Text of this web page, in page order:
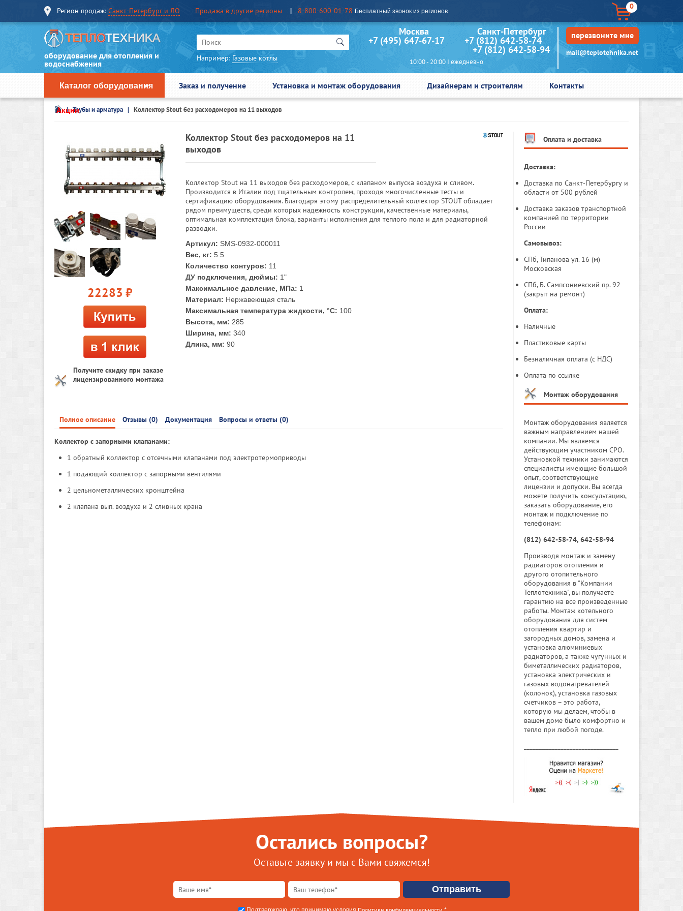
Регион продаж: Санкт-Петербург и ЛО Продажа в другие регионы 8-800-600-01-78 Бесплатный звонок из регионов
0
оборудование для отопления и
водоснабжения
Например: Газовые котлы
Москва Санкт-Петербург
+7 (495) 647-67-17 +7 (812) 642-58-74
+7 (812) 642-58-94
10:00 - 20:00 I ежедневно
перезвоните мне
mail@teplotehnika.net
Каталог оборудования Заказ и получение Установка и монтаж оборудования Дизайнерам и строителям Контакты
АкцииТрубы и арматура Коллектор Stout без расходомеров на 11 выходов
22283 руб.
Получите скидку при заказе
лицензированного монтажа
Коллектор Stout без расходомеров на 11
выходов
Коллектор Stout на 11 выходов без расходомеров, с клапаном выпуска воздуха и сливом.
Производится в Италии под тщательным контролем, проходя многочисленные тесты и
сертификацию оборудования. Благодаря этому распределительный коллектор STOUT обладает
рядом преимуществ, среди которых надежность конструкции, качественные материалы,
оптимальная комплектация блока, варианты исполнения для теплого пола и для радиаторной
разводки.
Артикул: SMS-0932-000011
Вес, кг: 5.5
Количество контуров: 11
ДУ подключения, дюймы: 1"
Максимальное давление, МПа: 1
Материал: Нержавеющая сталь
Максимальная температура жидкости, °С: 100
Высота, мм: 285
Ширина, мм: 340
Длина, мм: 90
Полное описание Отзывы (0) Документация Вопросы и ответы (0)
Коллектор с запорными клапанами:
1 обратный коллектор с отсечными клапанами под электротермоприводы
1 подающий коллектор с запорными вентилями
2 цельнометаллических кронштейна
2 клапана вып. воздуха и 2 сливных крана
Оплата и доставка
Доставка:
Доставка по Санкт-Петербургу и
области от 500 рублей
Доставка заказов транспортной
компанией по территории
России
Самовывоз:
СПб, Типанова ул. 16 (м)
Московская
СПб, Б. Сампсониевский пр. 92
(закрыт на ремонт)
Оплата:
Наличные
Пластиковые карты
Безналичная оплата (с НДС)
Оплата по ссылке
Монтаж оборудования
Монтаж оборудования является
важным направлением нашей
компании. Мы являемся
действующим участником СРО.
Установкой техники занимаются
специалисты имеющие большой
опыт, соответствующие
лицензии и допуски. Вы всегда
можете получить консультацию,
заказать оборудование, его
монтаж и подключение по
телефонам:
(812) 642-58-74, 642-58-94
Производя монтаж и замену
радиаторов отопления и
другого отопительного
оборудования в "Компании
Теплотехника", вы получаете
гарантию на все произведенные
работы. Монтаж котельного
оборудования для систем
отопления квартир и
загородных домов, замена и
установка алюминиевых
радиаторов, а также чугунных и
биметаллических радиаторов,
установка электрических и
газовых водонагревателей
(колонок), установка газовых
счетчиков – это работа,
которую мы делаем, чтобы в
вашем доме было комфортно и
тепло при любой погоде.
Остались вопросы?
Оставьте заявку и мы с Вами свяжемся!